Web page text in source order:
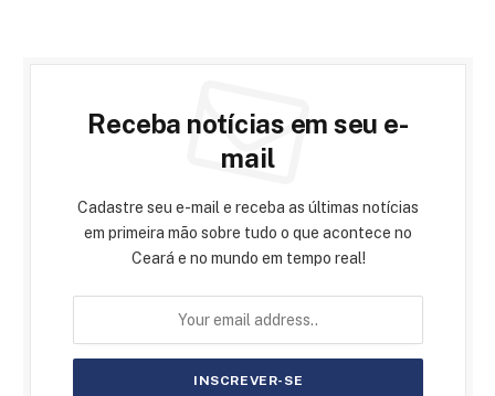
Receba notícias em seu e-
mail
Cadastre seu e-mail e receba as últimas notícias
em primeira mão sobre tudo o que acontece no
Ceará e no mundo em tempo real!